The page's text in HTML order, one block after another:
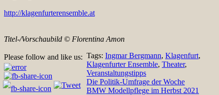
http://klagenfurterensemble.at
Titel-/Vorschaubild © Florentina Amon
Please follow and like us: Tags: Ingmar Bergmann, Klagenfurt,
Klagenfurter Ensemble, Theater,
Veranstaltungstipps
BeitragsnavigationDie Politik-Umfrage der Woche
BMW Modellpflege im Herbst 2021